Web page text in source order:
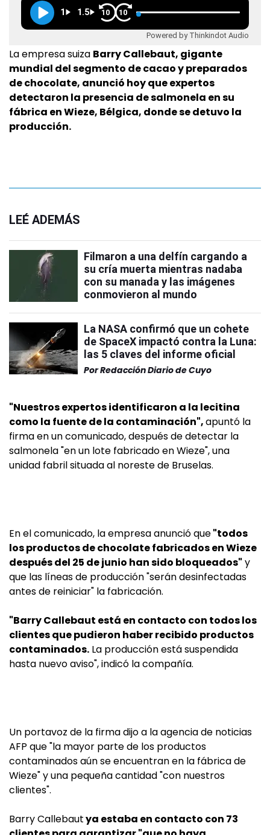
1 1.5 10 10
Powered by Thinkindot Audio
La empresa suiza Barry Callebaut, gigante
mundial del segmento de cacao y preparados
de chocolate, anunció hoy que expertos
detectaron la presencia de salmonela en su
fábrica en Wieze, Bélgica, donde se detuvo la
producción.
LEÉ ADEMÁS
Filmaron a una delfín cargando a
su cría muerta mientras nadaba
con su manada y las imágenes
conmovieron al mundo
La NASA confirmó que un cohete
de SpaceX impactó contra la Luna:
las 5 claves del informe oficial
PorRedacción Diario de Cuyo
"Nuestros expertos identificaron a la lecitina
como la fuente de la contaminación",apuntó la
firma en un comunicado, después de detectar la
salmonela "en un lote fabricado en Wieze", una
unidad fabril situada al noreste de Bruselas.
En el comunicado, la empresa anunció que"todos
los productos de chocolate fabricados en Wieze
después del 25 de junio han sido bloqueados" y
que las líneas de producción "serán desinfectadas
antes de reiniciar" la fabricación.
"Barry Callebaut está en contacto con todos los
clientes que pudieron haber recibido productos
contaminados. La producción está suspendida
hasta nuevo aviso", indicó la compañía.
Un portavoz de la firma dijo a la agencia de noticias
AFP que "la mayor parte de los productos
contaminados aún se encuentran en la fábrica de
Wieze" y una pequeña cantidad "con nuestros
clientes".
Barry Callebautya estaba en contacto con 73